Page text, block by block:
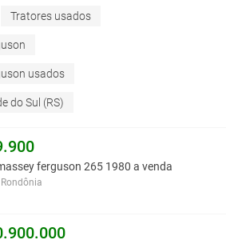
Tratores usados
usados
do Sul (RS)
ferguson 265 1980 a venda